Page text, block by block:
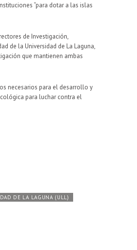
“para dotar a las islas
de Investigación,
de la Universidad de La Laguna,
que mantienen ambas
necesarios para el desarrollo y
para luchar contra el
DE LA LAGUNA (ULL)